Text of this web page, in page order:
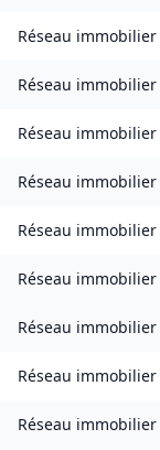
Réseau immobilier
Réseau immobilier
Réseau immobilier
Réseau immobilier
Réseau immobilier
Réseau immobilier
Réseau immobilier
Réseau immobilier
Réseau immobilier